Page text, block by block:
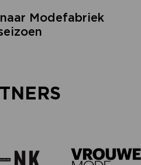
Modefabriek